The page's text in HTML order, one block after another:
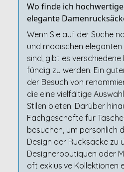
Wo finde ich
elegante
Wenn Sie auf der Suche
und modischen
sind, gibt es verschiedene
fündig zu werden. Ein
der Besuch von
die eine vielfältige
Stilen bieten. Darüber
Fachgeschäfte für
besuchen, um persönlich
Design der Rucksäcke zu
Designerboutiquen oder
oft exklusive Kollektionen